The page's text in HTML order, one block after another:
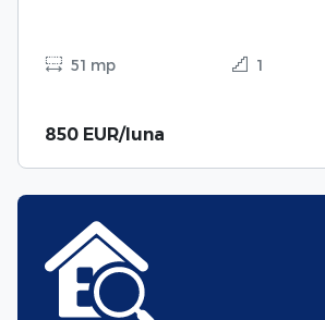
51 mp 1
850 EUR/luna